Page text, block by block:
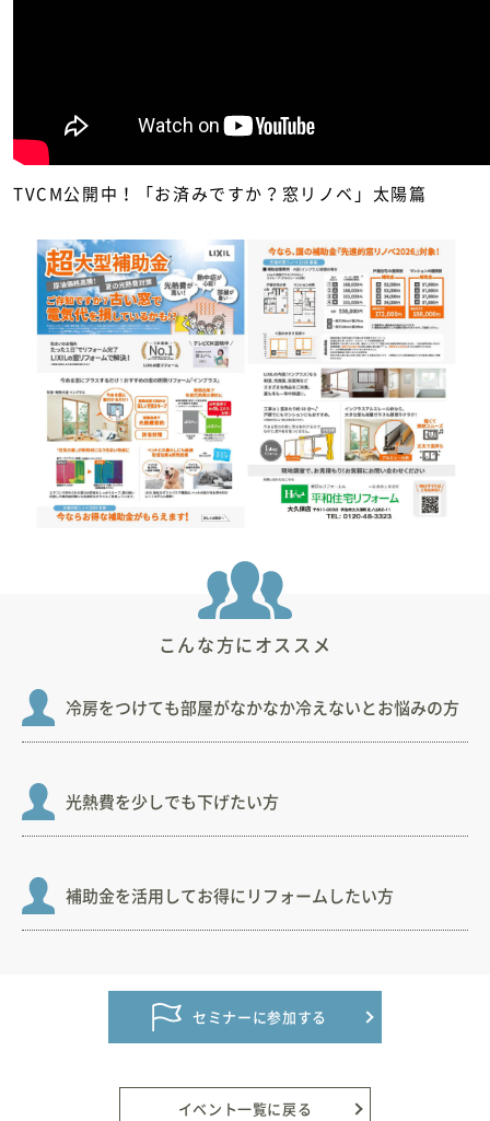
TVCM公開中！「お済みですか？窓リノベ」太陽篇
こんな方にオススメ
冷房をつけても部屋がなかなか冷えないとお悩みの方
光熱費を少しでも下げたい方
補助金を活用してお得にリフォームしたい方
セミナーに参加する
イベント一覧に戻る